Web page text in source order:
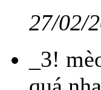
27/02/
_3!